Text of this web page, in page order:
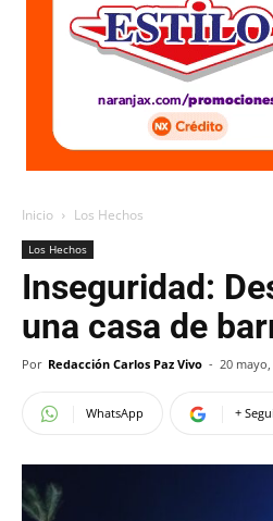
Inicio Los Hechos
Los Hechos
Inseguridad:
una casa de
Por Redacción Carlos Paz Vivo - 20 mayo,
WhatsApp +